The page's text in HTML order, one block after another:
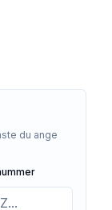
du ange